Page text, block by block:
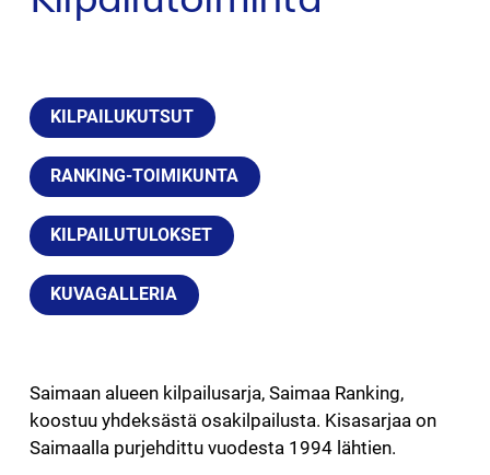
KILPAILUKUTSUT
RANKING-TOIMIKUNTA
KILPAILUTULOKSET
KUVAGALLERIA
Saimaan alueen kilpailusarja, Saimaa Ranking,
koostuu yhdeksästä osakilpailusta. Kisasarjaa on
Saimaalla purjehdittu vuodesta 1994 lähtien.